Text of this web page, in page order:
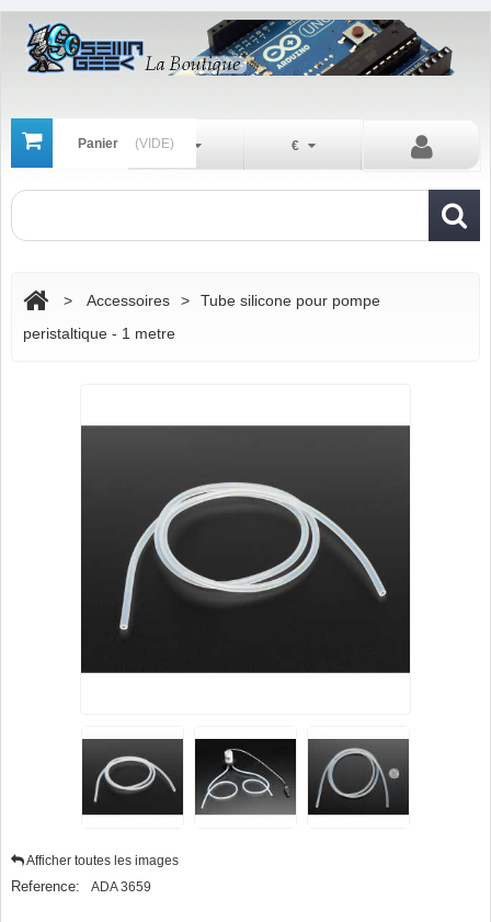
Panier (VIDE) €
Fr
> Accessoires >
Tube silicone pour pompe
peristaltique - 1 metre
Afficher toutes les images
Reference: ADA 3659